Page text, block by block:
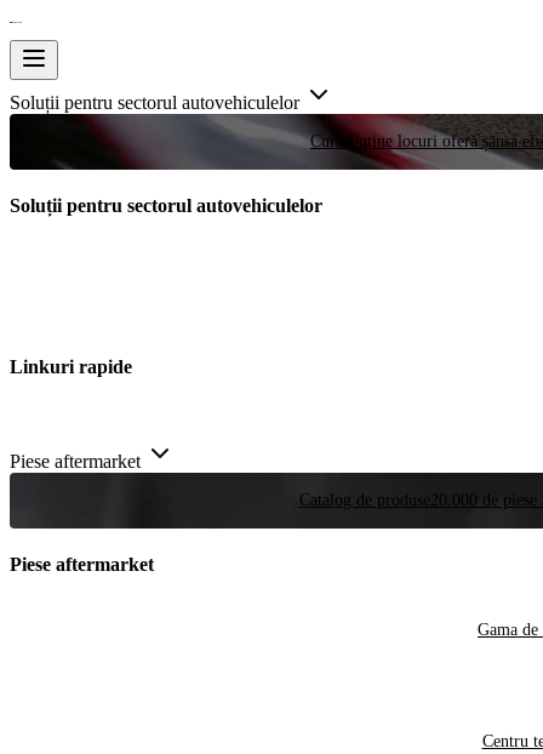
Soluții pentru sectorul autovehiculelor
Curse Puține locuri oferă șansa
Soluții pentru sectorul autovehiculelor
Linkuri rapide
Piese aftermarket
Catalog de produse 20.000 de
Piese aftermarket
Gama de
Centru